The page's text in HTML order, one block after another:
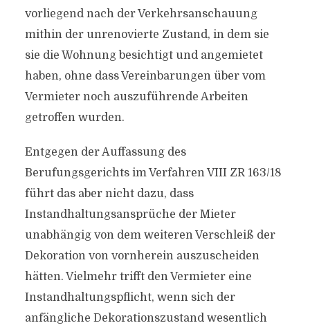
vorliegend nach der Verkehrsanschauung
mithin der unrenovierte Zustand, in dem sie
sie die Wohnung besichtigt und angemietet
haben, ohne dass Vereinbarungen über vom
Vermieter noch auszuführende Arbeiten
getroffen wurden.
Entgegen der Auffassung des
Berufungsgerichts im Verfahren VIII ZR 163/18
führt das aber nicht dazu, dass
Instandhaltungsansprüche der Mieter
unabhängig von dem weiteren Verschleiß der
Dekoration von vornherein auszuscheiden
hätten. Vielmehr trifft den Vermieter eine
Instandhaltungspflicht, wenn sich der
anfängliche Dekorationszustand wesentlich